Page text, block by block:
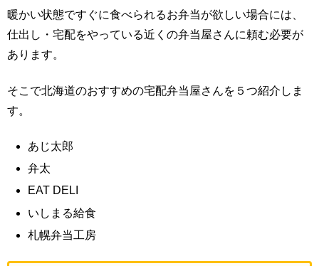
暖かい状態ですぐに食べられるお弁当が欲しい場合には、
仕出し・宅配をやっている近くの弁当屋さんに頼む必要が
あります。
そこで北海道のおすすめの宅配弁当屋さんを５つ紹介しま
す。
あじ太郎
弁太
EAT DELI
いしまる給食
札幌弁当工房